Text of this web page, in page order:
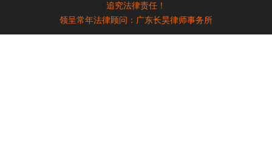
追究法律责任！
领呈常年法律顾问：广东长昊律师事务所